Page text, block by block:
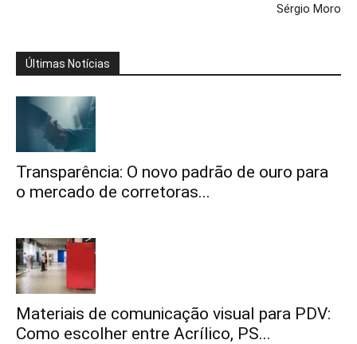
Sérgio Moro
Últimas Notícias
Transparência: O novo padrão de ouro para
o mercado de corretoras...
Materiais de comunicação visual para PDV:
Como escolher entre Acrílico, PS...